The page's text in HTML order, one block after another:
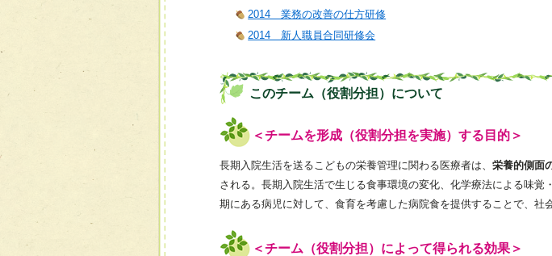
2014 業務の改善の仕方研修
2014 新人職員合同研修会
このチーム（役割分担）について
＜チームを形成（役割分担を実施）する目的＞
長期入院生活を送るこどもの栄養管理に関わる医療者は、 栄養的側面
される。長期入院生活で生じる食事環境の変化、化学療法による味
期にある病児に対して、食育を考慮した病院食を提供することで、社
＜チーム（役割分担）によって得られる効果＞